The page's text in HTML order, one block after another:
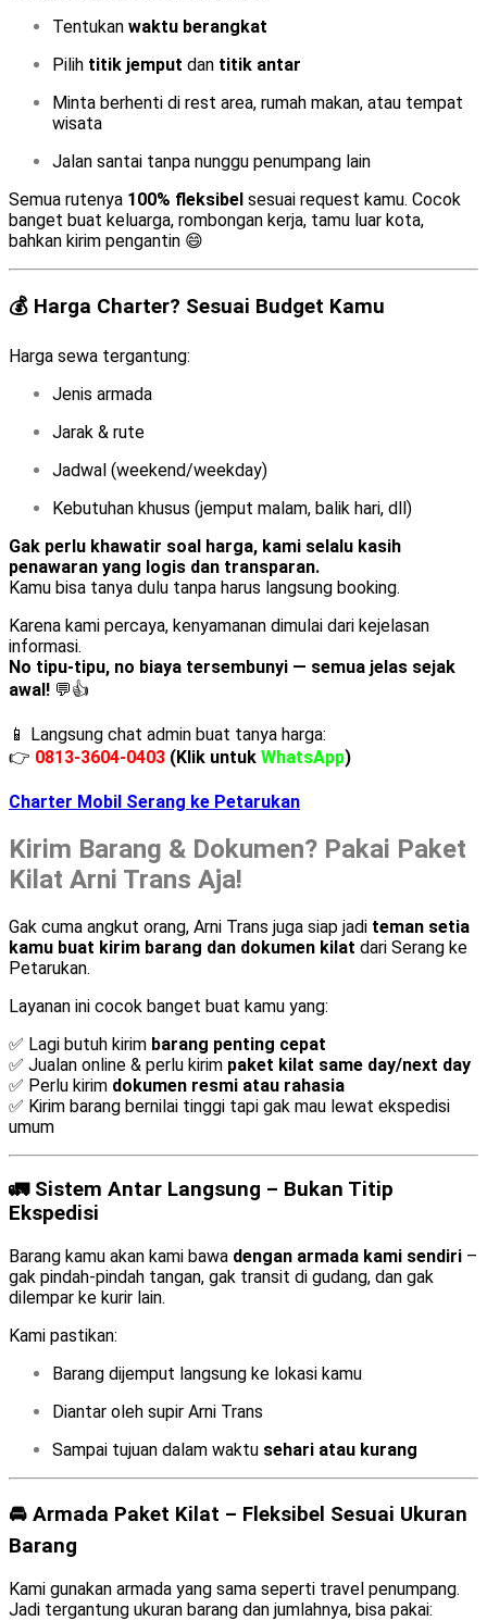
Tentukan waktu berangkat
Pilih titik jemput dan titik antar
Minta berhenti di rest area, rumah makan, atau tempat
wisata
Jalan santai tanpa nunggu penumpang lain
Semua rutenya 100% fleksibel sesuai request kamu. Cocok
banget buat keluarga, rombongan kerja, tamu luar kota,
bahkan kirim pengantin 😄
💰 Harga Charter? Sesuai Budget Kamu
Harga sewa tergantung:
Jenis armada
Jarak & rute
Jadwal (weekend/weekday)
Kebutuhan khusus (jemput malam, balik hari, dll)
Gak perlu khawatir soal harga, kami selalu kasih
penawaran yang logis dan transparan.
Kamu bisa tanya dulu tanpa harus langsung booking.
Karena kami percaya, kenyamanan dimulai dari kejelasan
informasi.
No tipu-tipu, no biaya tersembunyi — semua jelas sejak
awal! 💬👍
📱 Langsung chat admin buat tanya harga:
👉 0813-3604-0403 (Klik untuk WhatsApp)
Charter Mobil Serang ke Petarukan
Kirim Barang & Dokumen? Pakai Paket
Kilat Arni Trans Aja!
Gak cuma angkut orang, Arni Trans juga siap jadi teman setia
kamu buat kirim barang dan dokumen kilat dari Serang ke
Petarukan.
Layanan ini cocok banget buat kamu yang:
✅ Lagi butuh kirim barang penting cepat
✅ Jualan online & perlu kirim paket kilat same day/next day
✅ Perlu kirim dokumen resmi atau rahasia
✅ Kirim barang bernilai tinggi tapi gak mau lewat ekspedisi
umum
🚛 Sistem Antar Langsung – Bukan Titip
Ekspedisi
Barang kamu akan kami bawa dengan armada kami sendiri –
gak pindah-pindah tangan, gak transit di gudang, dan gak
dilempar ke kurir lain.
Kami pastikan:
Barang dijemput langsung ke lokasi kamu
Diantar oleh supir Arni Trans
Sampai tujuan dalam waktu sehari atau kurang
🚘 Armada Paket Kilat – Fleksibel Sesuai Ukuran
Barang
Kami gunakan armada yang sama seperti travel penumpang.
Jadi tergantung ukuran barang dan jumlahnya, bisa pakai: